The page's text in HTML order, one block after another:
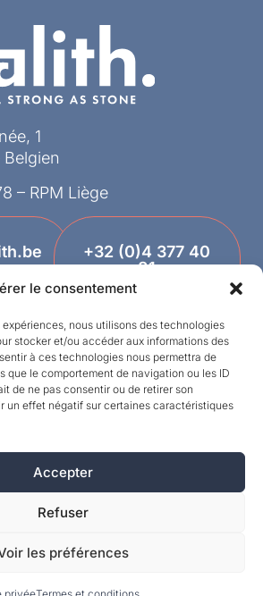
le consentement
nous utilisons des technologies
stocker et/ou accéder aux informations des
à ces technologies nous permettra de
que le comportement de navigation ou les ID
de ne pas consentir ou de retirer son
un effet négatif sur certaines caractéristiques
Accepter
Refuser
les préférences
1
– RPM Liège
+32 (0)4 377 40
81
ist eine eingetragene
Products International S.A. –